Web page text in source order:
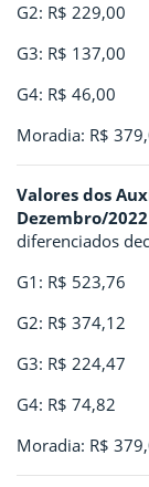
G2: R$ 229,00
G3: R$ 137,00
G4: R$ 46,00
Moradia: R$
Valores dos
Dezembro/2022
diferenciados
G1: R$ 523,76
G2: R$ 374,12
G3: R$ 224,47
G4: R$ 74,82
Moradia: R$